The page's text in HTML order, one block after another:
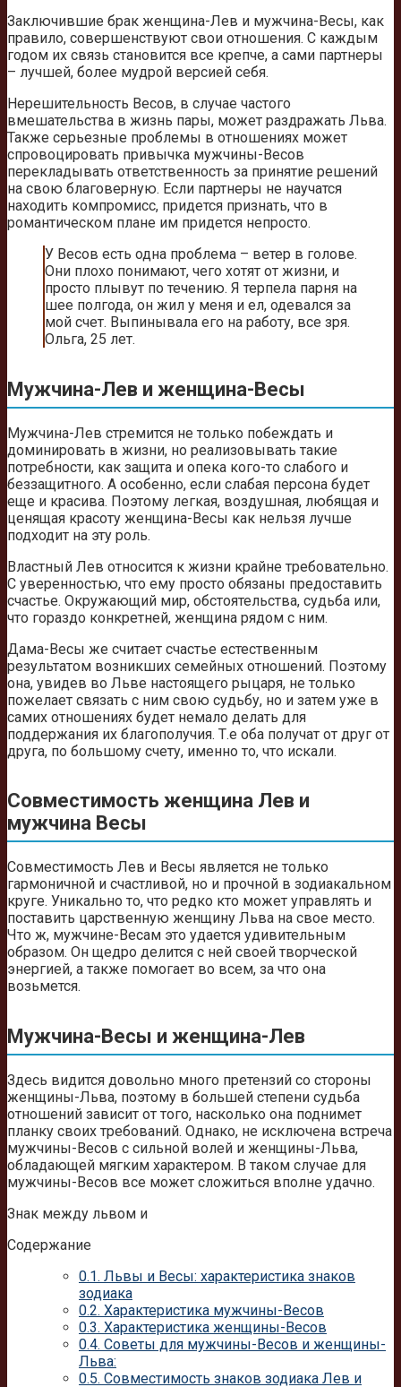
Заключившие брак женщина-Лев и мужчина-Весы, как
правило, совершенствуют свои отношения. С каждым
годом их связь становится все крепче, а сами партнеры
– лучшей, более мудрой версией себя.
Нерешительность Весов, в случае частого
вмешательства в жизнь пары, может раздражать Льва.
Также серьезные проблемы в отношениях может
спровоцировать привычка мужчины-Весов
перекладывать ответственность за принятие решений
на свою благоверную. Если партнеры не научатся
находить компромисс, придется признать, что в
романтическом плане им придется непросто.
У Весов есть одна проблема – ветер в голове.
Они плохо понимают, чего хотят от жизни, и
просто плывут по течению. Я терпела парня на
шее полгода, он жил у меня и ел, одевался за
мой счет. Выпинывала его на работу, все зря.
Ольга, 25 лет.
Мужчина-Лев и женщина-Весы
Мужчина-Лев стремится не только побеждать и
доминировать в жизни, но реализовывать такие
потребности, как защита и опека кого-то слабого и
беззащитного. А особенно, если слабая персона будет
еще и красива. Поэтому легкая, воздушная, любящая и
ценящая красоту женщина-Весы как нельзя лучше
подходит на эту роль.
Властный Лев относится к жизни крайне требовательно.
С уверенностью, что ему просто обязаны предоставить
счастье. Окружающий мир, обстоятельства, судьба или,
что гораздо конкретней, женщина рядом с ним.
Дама-Весы же считает счастье естественным
результатом возникших семейных отношений. Поэтому
она, увидев во Льве настоящего рыцаря, не только
пожелает связать с ним свою судьбу, но и затем уже в
самих отношениях будет немало делать для
поддержания их благополучия. Т.е оба получат от друг от
друга, по большому счету, именно то, что искали.
Совместимость женщина Лев и
мужчина Весы
Совместимость Лев и Весы является не только
гармоничной и счастливой, но и прочной в зодиакальном
круге. Уникально то, что редко кто может управлять и
поставить царственную женщину Льва на свое место.
Что ж, мужчине-Весам это удается удивительным
образом. Он щедро делится с ней своей творческой
энергией, а также помогает во всем, за что она
возьмется.
Мужчина-Весы и женщина-Лев
Здесь видится довольно много претензий со стороны
женщины-Льва, поэтому в большей степени судьба
отношений зависит от того, насколько она поднимет
планку своих требований. Однако, не исключена встреча
мужчины-Весов с сильной волей и женщины-Льва,
обладающей мягким характером. В таком случае для
мужчины-Весов все может сложиться вполне удачно.
Знак между львом и
Содержание
0.1. Львы и Весы: характеристика знаков
зодиака
0.2. Характеристика мужчины-Весов
0.3. Характеристика женщины-Весов
0.4. Советы для мужчины-Весов и женщины-
Льва:
0.5. Совместимость знаков зодиака Лев и